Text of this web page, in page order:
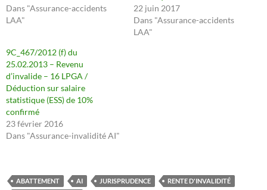
Dans "Assurance-accidents
LAA"
22 juin 2017
Dans "Assurance-accidents
LAA"
9C_467/2012 (f) du
25.02.2013 – Revenu
d’invalide – 16 LPGA /
Déduction sur salaire
statistique (ESS) de 10%
confirmé
23 février 2016
Dans "Assurance-invalidité AI"
ABATTEMENT AI JURISPRUDENCE
RENTE D'INVALIDITÉ